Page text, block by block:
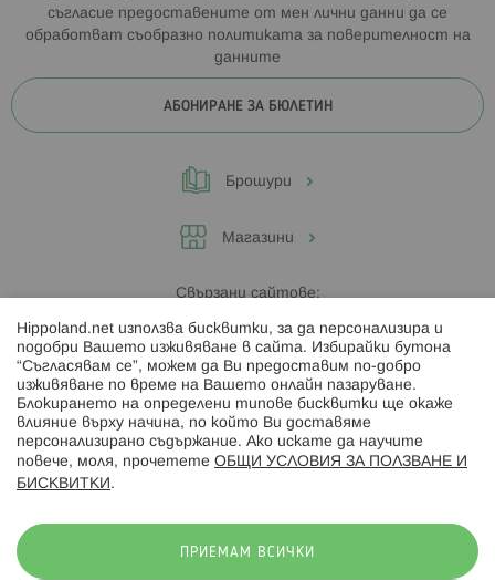
съгласие предоставените от мен лични данни да се
обработват съобразно политиката за поверителност на
данните
АБОНИРАНЕ ЗА БЮЛЕТИН
Брошури
Магазини
Свързани сайтове:
Hippoland.ro
Последвайте ни:
Hippoland.net използва бисквитки, за да персонализира и
подобри Вашето изживяване в сайта. Избирайки бутона
“Съгласявам се”, можем да Ви предоставим по-добро
изживяване по време на Вашето онлайн пазаруване.
Блокирането на определени типове бисквитки ще окаже
влияние върху начина, по който Ви доставяме
персонализирано съдържание. Ако искате да научите
повече, моля, прочетете ОБЩИ УСЛОВИЯ ЗА ПОЛЗВАНЕ И
БИСКВИТКИ .
ПРИЕМАМ ВСИЧКИ